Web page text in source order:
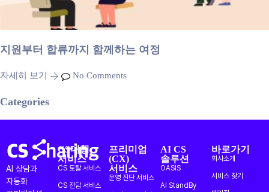
지원부터 합류까지 함께하는 여정
자세히 보기 No Comments
Categories
AI 상담과
자동화
CS대행
서비스
CS 토탈 서비스
CS 전담 서비스
프리미엄
(CX)
서비스
운영 진단 서비스
AI CS
솔루션
OASIS
AI StandBy
바로가기
회사소개
서비스 찾기